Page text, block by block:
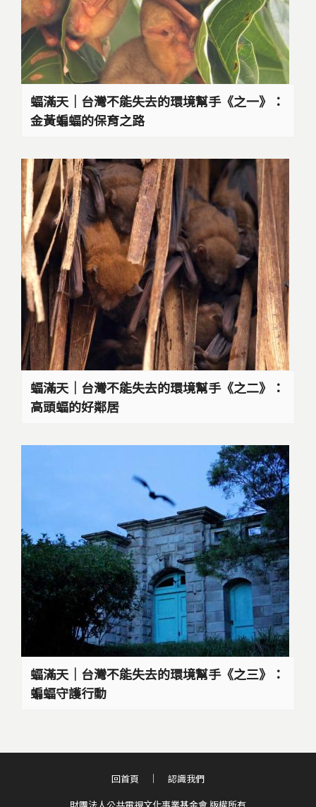
蝠滿天｜台灣不能失去的環境幫手《之一》：
金黃蝙蝠的保育之路
蝠滿天｜台灣不能失去的環境幫手《之二》：
高頭蝠的好鄰居
蝠滿天｜台灣不能失去的環境幫手《之三》：
蝙蝠守護行動
回首頁 認識我們